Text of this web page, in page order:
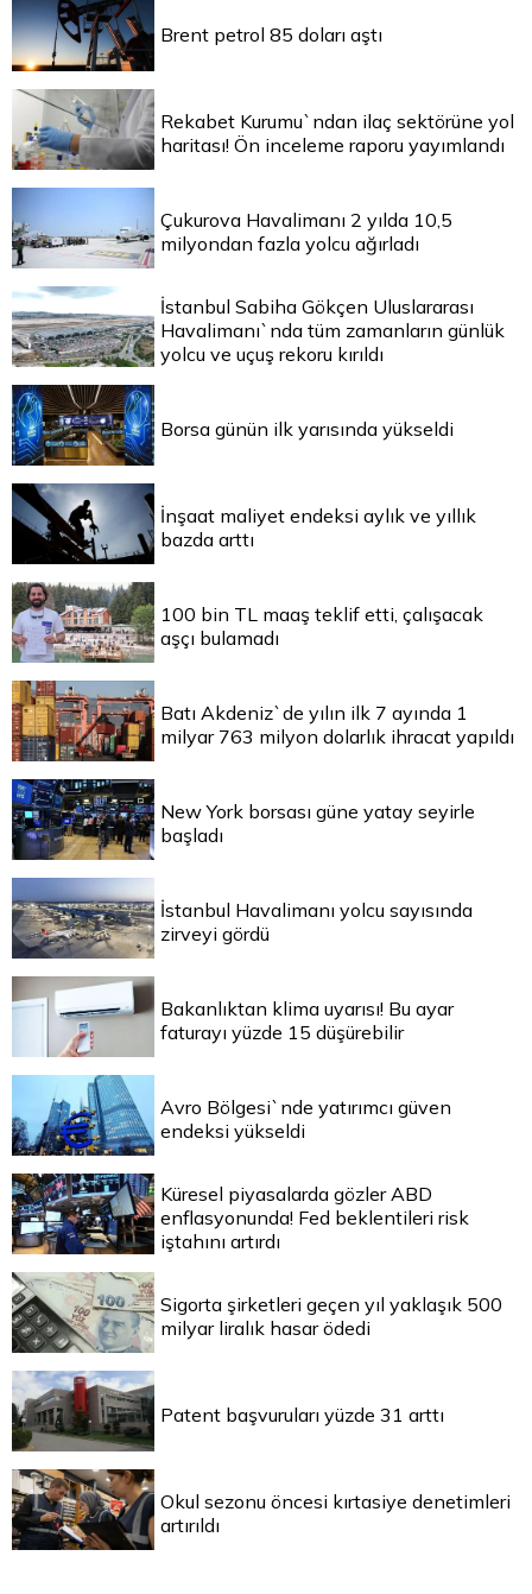
Brent petrol 85 doları aştı
Rekabet Kurumu`ndan ilaç sektörüne yol
haritası! Ön inceleme raporu yayımlandı
Çukurova Havalimanı 2 yılda 10,5
milyondan fazla yolcu ağırladı
İstanbul Sabiha Gökçen Uluslararası
Havalimanı`nda tüm zamanların günlük
yolcu ve uçuş rekoru kırıldı
Borsa günün ilk yarısında yükseldi
İnşaat maliyet endeksi aylık ve yıllık
bazda arttı
100 bin TL maaş teklif etti, çalışacak
aşçı bulamadı
Batı Akdeniz`de yılın ilk 7 ayında 1
milyar 763 milyon dolarlık ihracat yapıldı
New York borsası güne yatay seyirle
başladı
İstanbul Havalimanı yolcu sayısında
zirveyi gördü
Bakanlıktan klima uyarısı! Bu ayar
faturayı yüzde 15 düşürebilir
Avro Bölgesi`nde yatırımcı güven
endeksi yükseldi
Küresel piyasalarda gözler ABD
enflasyonunda! Fed beklentileri risk
iştahını artırdı
Sigorta şirketleri geçen yıl yaklaşık 500
milyar liralık hasar ödedi
Patent başvuruları yüzde 31 arttı
Okul sezonu öncesi kırtasiye denetimleri
artırıldı